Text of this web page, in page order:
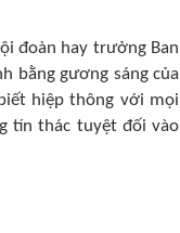
đoàn hay trưởng Ban
bằng gương sáng của
hiệp thông với mọi
tín thác tuyệt đối vào